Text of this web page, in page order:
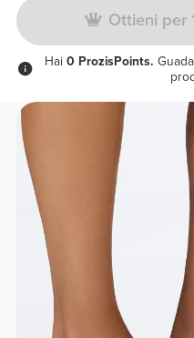
Ottieni per
Hai 0 ProzisPoints.